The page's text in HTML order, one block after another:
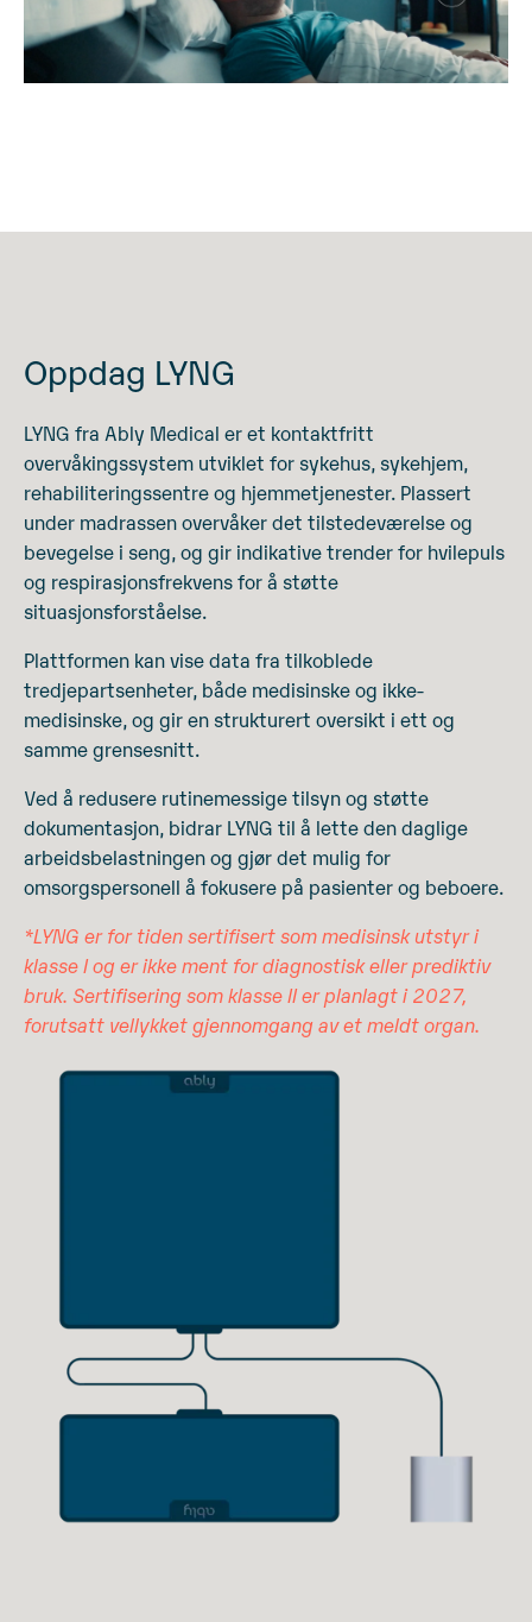
Oppdag LYNG
LYNG fra Ably Medical er et kontaktfritt
overvåkingssystem utviklet for sykehus, sykehjem,
rehabiliteringssentre og hjemmetjenester. Plassert
under madrassen overvåker det tilstedeværelse og
bevegelse i seng, og gir indikative trender for hvilepuls
og respirasjonsfrekvens for å støtte
situasjonsforståelse.
Plattformen kan vise data fra tilkoblede
tredjepartsenheter, både medisinske og ikke-
medisinske, og gir en strukturert oversikt i ett og
samme grensesnitt.
Ved å redusere rutinemessige tilsyn og støtte
dokumentasjon, bidrar LYNG til å lette den daglige
arbeidsbelastningen og gjør det mulig for
omsorgspersonell å fokusere på pasienter og beboere.
*LYNG er for tiden sertifisert som medisinsk utstyr i
klasse I og er ikke ment for diagnostisk eller prediktiv
bruk. Sertifisering som klasse II er planlagt i 2027,
forutsatt vellykket gjennomgang av et meldt organ.